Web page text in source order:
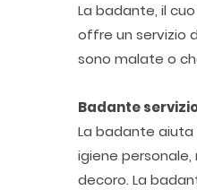
La badante, il
offre un servizio
sono malate o
Badante
La badante
igiene
decoro. La